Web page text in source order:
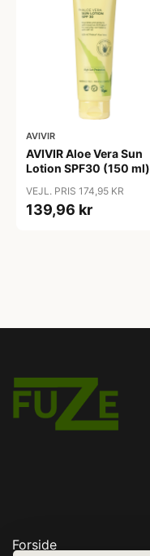
AVIVIR
AVIVIR Aloe Vera Sun
Lotion SPF30 (150 ml)
VEJL. PRIS 174,95 KR
139,96 kr
Forside